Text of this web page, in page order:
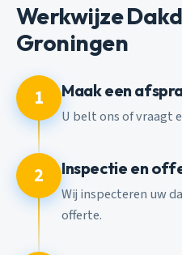
Werkwijze
Groningen
1 Maak een
U belt ons of vraagt
2 Inspectie en
Wij inspecteren uw
offerte.